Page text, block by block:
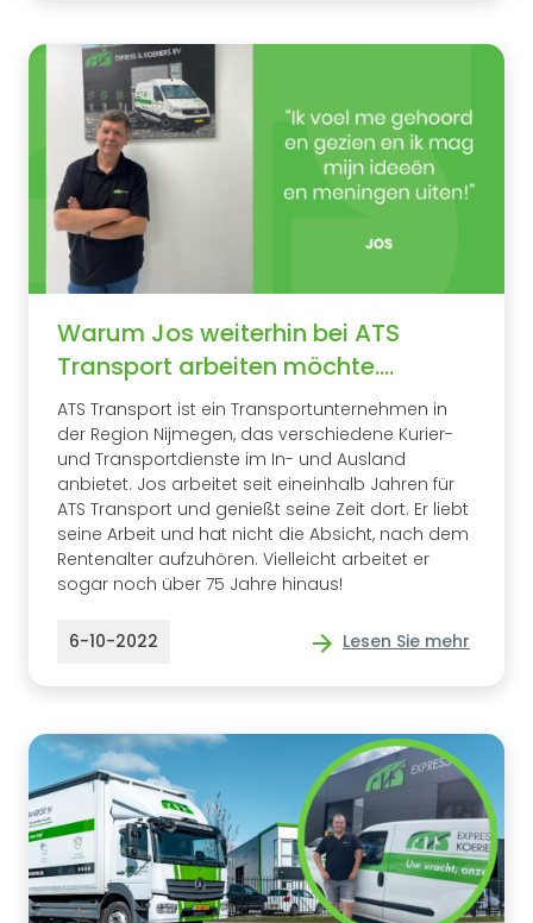
Warum Jos weiterhin bei ATS
Transport arbeiten möchte....
ATS Transport ist ein Transportunternehmen in
der Region Nijmegen, das verschiedene Kurier-
und Transportdienste im In- und Ausland
anbietet. Jos arbeitet seit eineinhalb Jahren für
ATS Transport und genießt seine Zeit dort. Er liebt
seine Arbeit und hat nicht die Absicht, nach dem
Rentenalter aufzuhören. Vielleicht arbeitet er
sogar noch über 75 Jahre hinaus!
6-10-2022 Lesen Sie mehr